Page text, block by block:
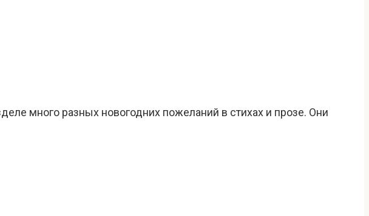
много разных новогодних пожеланий в стихах и прозе. Они